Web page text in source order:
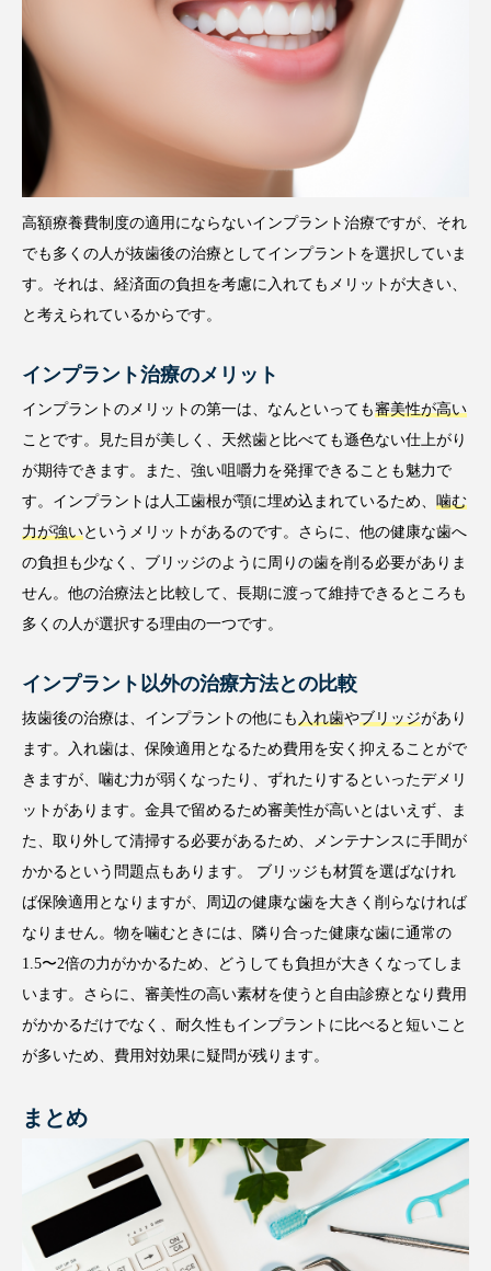
高額療養費制度の適用にならないインプラント治療ですが、それ
でも多くの人が抜歯後の治療としてインプラントを選択していま
す。それは、経済面の負担を考慮に入れてもメリットが大きい、
と考えられているからです。
インプラント治療のメリット
インプラントのメリットの第一は、なんといっても審美性が高い
ことです。見た目が美しく、天然歯と比べても遜色ない仕上がり
が期待できます。また、強い咀嚼力を発揮できることも魅力で
す。インプラントは人工歯根が顎に埋め込まれているため、 噛む
力が強いというメリットがあるのです。さらに、他の健康な歯へ
の負担も少なく、ブリッジのように周りの歯を削る必要がありま
せん。他の治療法と比較して、長期に渡って維持できるところも
多くの人が選択する理由の一つです。
インプラント以外の治療方法との比較
抜歯後の治療は、インプラントの他にも入れ歯やブリッジがあり
ます。入れ歯は、保険適用となるため費用を安く抑えることがで
きますが、噛む力が弱くなったり、ずれたりするといったデメリ
ットがあります。金具で留めるため審美性が高いとはいえず、ま
た、取り外して清掃する必要があるため、メンテナンスに手間が
かかるという問題点もあります。 ブリッジも材質を選ばなけれ
ば保険適用となりますが、周辺の健康な歯を大きく削らなければ
なりません。物を噛むときには、隣り合った健康な歯に通常の
1.5〜2倍の力がかかるため、どうしても負担が大きくなってしま
います。さらに、審美性の高い素材を使うと自由診療となり費用
がかかるだけでなく、耐久性もインプラントに比べると短いこと
が多いため、費用対効果に疑問が残ります。
まとめ